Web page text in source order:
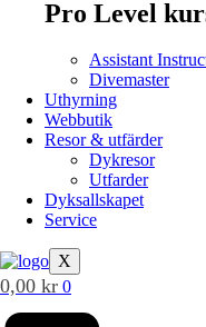
Pro Level
Assistant
Divemaster
Uthyrning
Webbutik
Resor & utfärder
Dykresor
Utfarder
Dyksallskapet
Service
X
0,00 kr 0